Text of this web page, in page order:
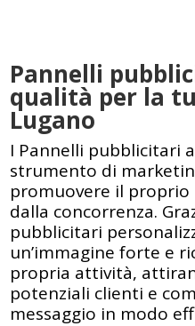
Pannelli
qualità per la
Lugano
I Pannelli pubblicitari
strumento di
promuovere il
dalla concorrenza.
pubblicitari
un’immagine forte e
propria attività,
potenziali clienti e
messaggio in modo